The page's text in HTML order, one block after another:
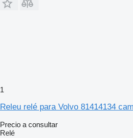
1
Releu relé para Volvo 81414134
Precio a consultar
Relé